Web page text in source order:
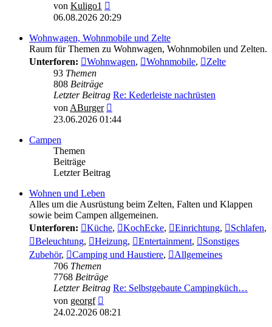
von Kuligo1
Beitrag
06.08.2026 20:29
Wohnwagen, Wohnmobile und Zelte
Raum für Themen zu Wohnwagen, Wohnmobilen und Zelten.
Unterforen:
Wohnwagen, Wohnmobile,
Zelte
93 Themen
808 Beiträge
Letzter Beitrag Re: Kederleiste nachrüsten
vonABurger
Beitrag
23.06.2026 01:44
Campen
Themen
Beiträge
Letzter Beitrag
Wohnen und Leben
Alles um die Ausrüstung beim Zelten, Falten und Klappen
sowie beim Campen allgemeinen.
Unterforen:
Küche, KochEcke, Einrichtung, Schlafen,
Beleuchtung, Heizung, Entertainment,
Sonstiges
Zubehör, Camping und Haustiere,
Allgemeines
706 Themen
7768 Beiträge
Letzter Beitrag Re: Selbstgebaute Campingküch…
von georgf
Beitrag
24.02.2026 08:21